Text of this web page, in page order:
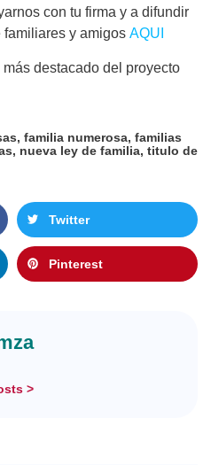
con tu firma y a difundir
y amigos AQUI
destacado del proyecto
, familia numerosa, familias
, nueva ley de familia, titulo de
Twitter
Pinterest
>